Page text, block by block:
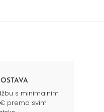
s minimalnim
prema svim